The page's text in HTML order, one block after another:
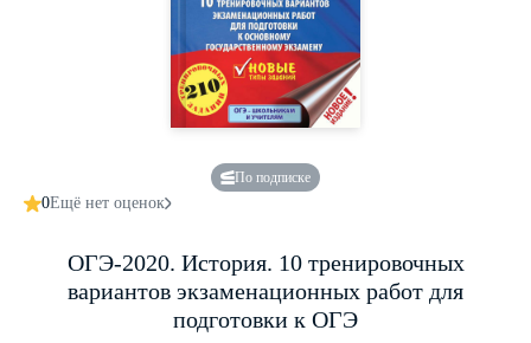
По подписке
0Ещё нет оценок
ОГЭ-2020. История. 10 тренировочных
вариантов экзаменационных работ для
подготовки к ОГЭ